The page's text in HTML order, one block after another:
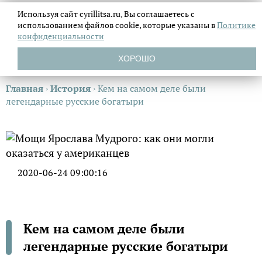
Главная ›История ›Кем на самом деле были
легендарные русские богатыри
2020-06-24 09:00:16
Кем на самом деле были
легендарные русские богатыри
Используя сайт cyrillitsa.ru, Вы соглашаетесь с
использованием файловcookie, которые указаны вПолитике
конфиденциальности
ХОРОШО